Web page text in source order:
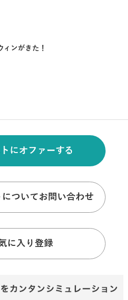
ンがきた！
にオファーする
ついてお問い合わせ
に入り登録